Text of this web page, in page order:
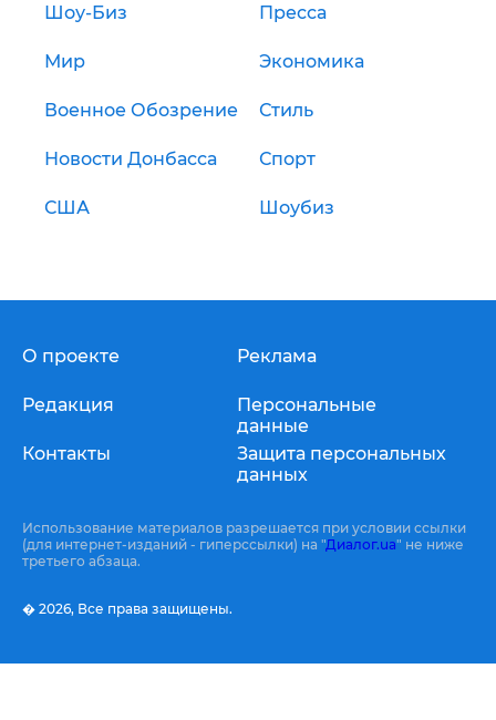
Шоу-Биз Пресса
Мир Экономика
Военное Обозрение Стиль
Новости Донбасса Спорт
США Шоубиз
О проекте
Редакция
Контакты
Реклама
Персональные
данные
Защита персональных
данных
Использование материалов разрешается при условии ссылки
(для интернет-изданий - гиперссылки) на "Диалог.ua" не ниже
третьего абзаца.
� 2026, Все права защищены.